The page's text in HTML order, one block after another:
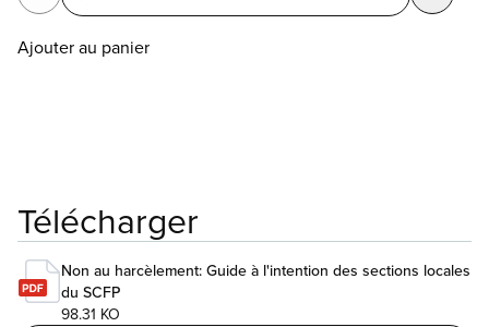
Ajouter au panier
Télécharger
Non au harcèlement: Guide à l'intention des sections locales
du SCFP
98.31 KO